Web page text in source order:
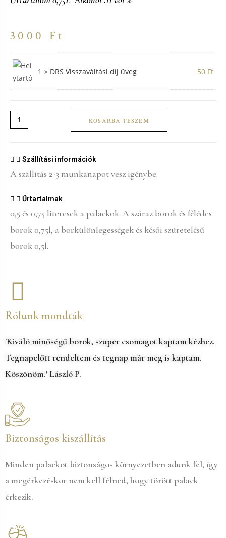
3000 Ft
1 × DRS Visszaváltási díj üveg 50 Ft
KOSÁRBA TESZEM
Szállítási információk
A szállítás 2-3 munkanapot vesz igénybe.
Űrtartalmak
0,5 és 0,75 literesek a palackok. A száraz borok és félédes
borok 0,75l, a borkülönlegességek és késői szüretelésű
borok 0,5l.
Rólunk mondták
'Kiváló minőségű borok, szuper csomagot kaptam kézhez.
Tegnapelőtt rendeltem és tegnap már meg is kaptam.
Köszönöm.' László P.
Biztonságos kiszállítás
Minden palackot biztonságos környezetben adunk fel, így
a megérkezéskor nem kell félned, hogy törött palack
érkezik.